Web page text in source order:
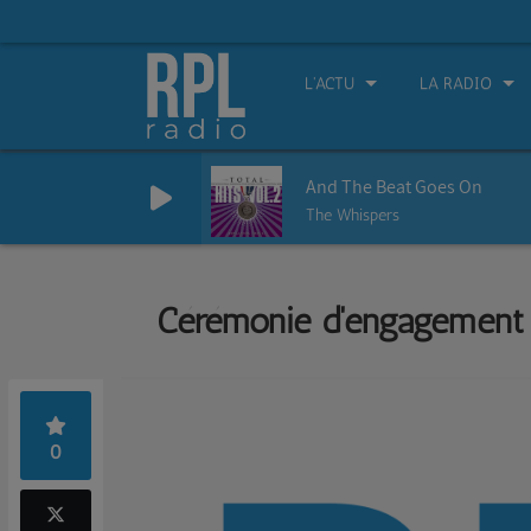
L'ACTU LA RADIO
And The Beat Goes On
The Whispers
Cérémonie
0